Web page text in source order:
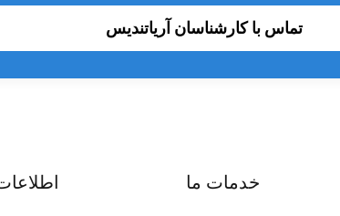
تماس با کارشناسان آریاتندیس
خدمات ما